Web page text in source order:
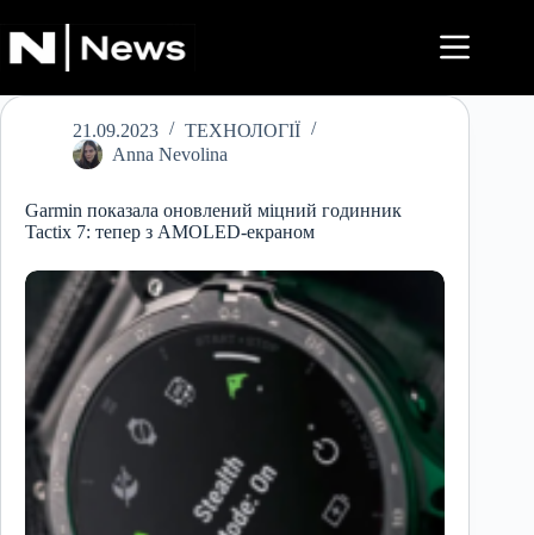
до
вмісту
21.09.2023
ТЕХНОЛОГІЇ
Anna Nevolina
Garmin показала оновлений міцний годинник
Tactix 7: тепер з AMOLED-екраном